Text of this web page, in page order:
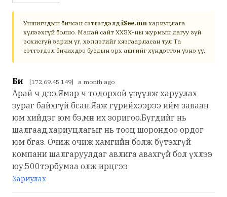
Уншигчдын бичсэн сэтгэгдэлд iSee.mn хариуцлага
хүлээхгүй болно. Манай сайт ХХЗХ-ны журмын дагуу зүй
зохисгүй зарим үг, хэллэгийг хязгаарласан тул Та
сэтгэгдэл бичихдээ бусдын эрх ашгийг хүндэтгэн үзнэ үү.
Би [172.69.45.149] a month ago
Арай ч дээ.Ямар ч тодорхой үзүүлж харуулах
зураг байхгүй бсан.Яаж гүрийхээрээ ийм заваан
юм хийдэг юм бэ,мөн их зоригоо.Бүгдийг нь
шалгаад,хариуцлагыг нь тооц шорондоо ордог
юм бгаз. Очиж очиж хамгийн болж бүтэхгүй
компани шалгаруулдаг авлига авахгүй бол үхлээ
юу.500тэрбумаа олж ирцгээ
Хариулах